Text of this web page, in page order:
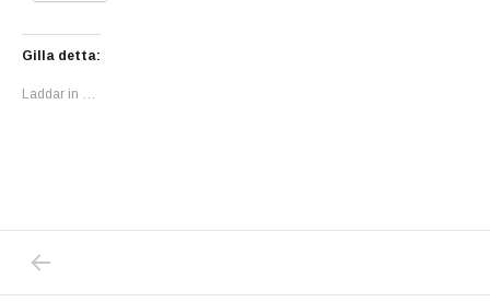
Gilla detta:
Laddar in …
Inläggsnavigering